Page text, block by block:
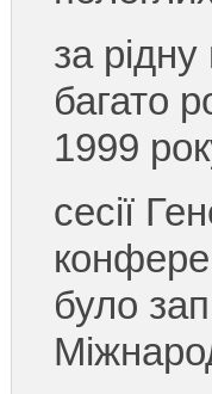
за
багато
1999
сесії
було